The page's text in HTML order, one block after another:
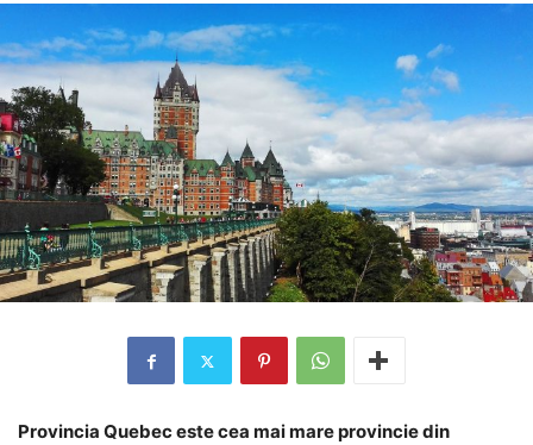
Provincia Quebec este cea mai mare provincie din